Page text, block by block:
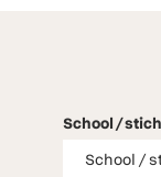
School /